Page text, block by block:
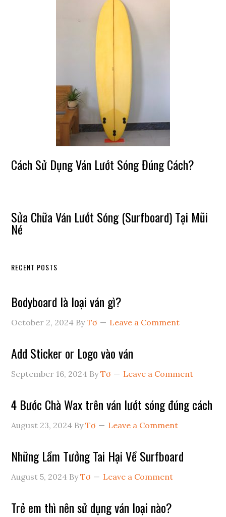
Cách Sử Dụng Ván Lướt Sóng Đúng Cách?
Sửa Chữa Ván Lướt Sóng (Surfboard) Tại Mũi
Né
RECENT POSTS
Bodyboard là loại ván gì?
October 2, 2024 ByTơ Leave a Comment
Add Sticker or Logo vào ván
September 16, 2024 ByTơ Leave a Comment
4 Bước Chà Wax trên ván lướt sóng đúng cách
August 23, 2024 ByTơ Leave a Comment
Những Lầm Tưởng Tai Hại Về Surfboard
August 5, 2024 ByTơ Leave a Comment
Trẻ em thì nên sử dụng ván loại nào?